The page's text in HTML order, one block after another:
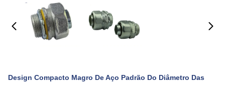
Design Compacto Magro De Aço Padrão Do Diâmetro Das